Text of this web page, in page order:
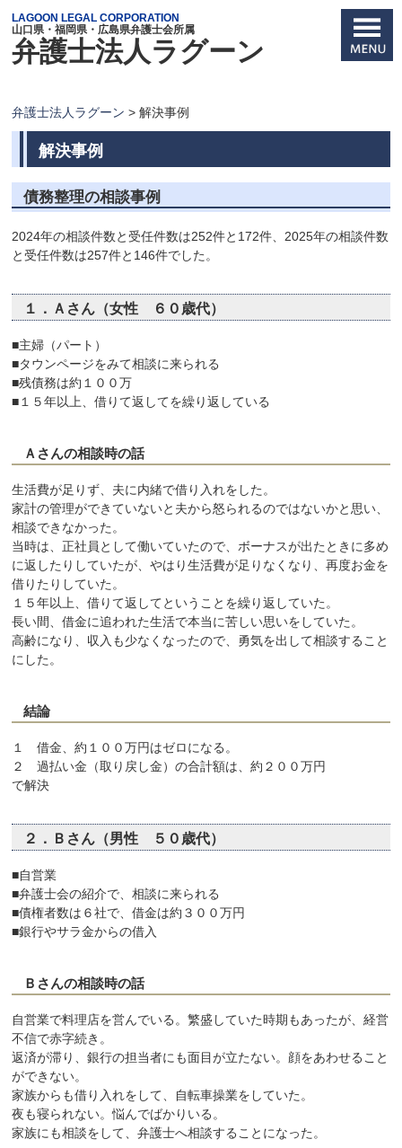
LAGOON LEGAL CORPORATION
山口県・福岡県・広島県弁護士会所属
弁護士法人ラグーン
弁護士法人ラグーン >解決事例
解決事例
債務整理の相談事例
2024年の相談件数と受任件数は252件と172件、2025年の相談件数
と受任件数は257件と146件でした。
１．Ａさん（女性 ６０歳代）
■主婦（パート）
■タウンページをみて相談に来られる
■残債務は約１００万
■１５年以上、借りて返してを繰り返している
Ａさんの相談時の話
生活費が足りず、夫に内緒で借り入れをした。
家計の管理ができていないと夫から怒られるのではないかと思い、
相談できなかった。
当時は、正社員として働いていたので、ボーナスが出たときに多め
に返したりしていたが、やはり生活費が足りなくなり、再度お金を
借りたりしていた。
１５年以上、借りて返してということを繰り返していた。
長い間、借金に追われた生活で本当に苦しい思いをしていた。
高齢になり、収入も少なくなったので、勇気を出して相談すること
にした。
結論
１ 借金、約１００万円はゼロになる。
２ 過払い金（取り戻し金）の合計額は、約２００万円
で解決
２．Ｂさん（男性 ５０歳代）
■自営業
■弁護士会の紹介で、相談に来られる
■債権者数は６社で、借金は約３００万円
■銀行やサラ金からの借入
Ｂさんの相談時の話
自営業で料理店を営んでいる。繁盛していた時期もあったが、経営
不信で赤字続き。
返済が滞り、銀行の担当者にも面目が立たない。顔をあわせること
ができない。
家族からも借り入れをして、自転車操業をしていた。
夜も寝られない。悩んでばかりいる。
家族にも相談をして、弁護士へ相談することになった。